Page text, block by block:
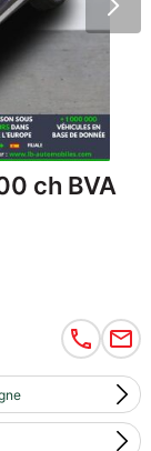
ch BVA